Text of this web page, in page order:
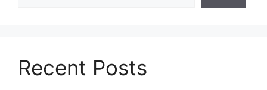
Recent Posts